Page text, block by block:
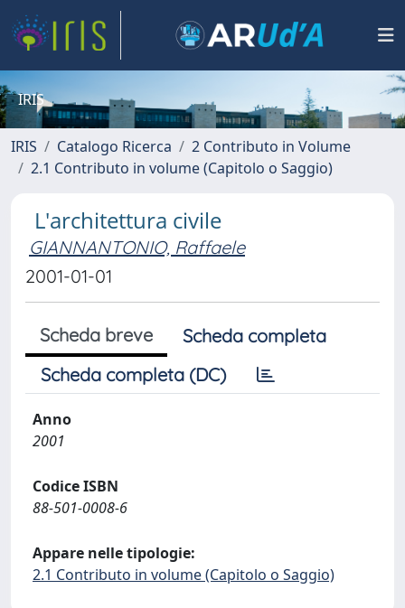
IRIS
IRIS Catalogo Ricerca
2 Contributo in Volume
2.1 Contributo in volume (Capitolo o Saggio)
L'architettura civile
GIANNANTONIO, Raffaele
2001-01-01
Scheda breve
Scheda completa
Scheda completa (DC)
Anno
2001
Codice ISBN
88-501-0008-6
Appare nelle tipologie:
2.1 Contributo in volume (Capitolo o Saggio)